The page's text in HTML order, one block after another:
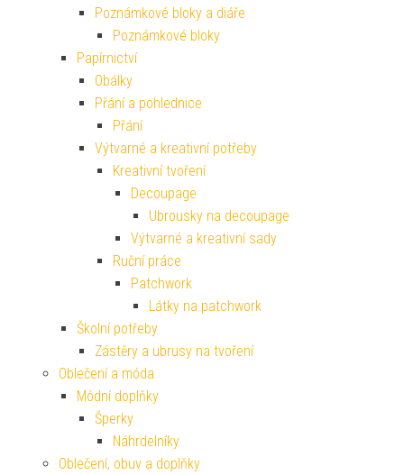
Poznámkové bloky a diáře
Poznámkové bloky
Papírnictví
Obálky
Přání a pohlednice
Přání
Výtvarné a kreativní potřeby
Kreativní tvoření
Decoupage
Ubrousky na decoupage
Výtvarné a kreativní sady
Ruční práce
Patchwork
Látky na patchwork
Školní potřeby
Zástěry a ubrusy na tvoření
Oblečení a móda
Módní doplňky
Šperky
Náhrdelníky
Oblečení, obuv a doplňky